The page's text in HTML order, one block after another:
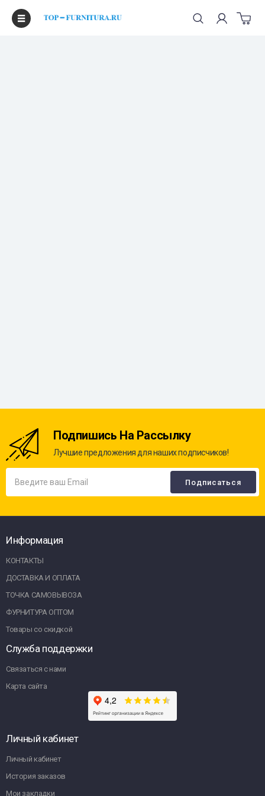
Подпишись На Рассылку
Лучшие предложения для наших подписчиков!
Информация
КОНТАКТЫ
ДОСТАВКА И ОПЛАТА
ТОЧКА САМОВЫВОЗА
ФУРНИТУРА ОПТОМ
Товары со скидкой
Служба поддержки
Связаться с нами
Карта сайта
Личный кабинет
Личный кабинет
История заказов
Мои закладки